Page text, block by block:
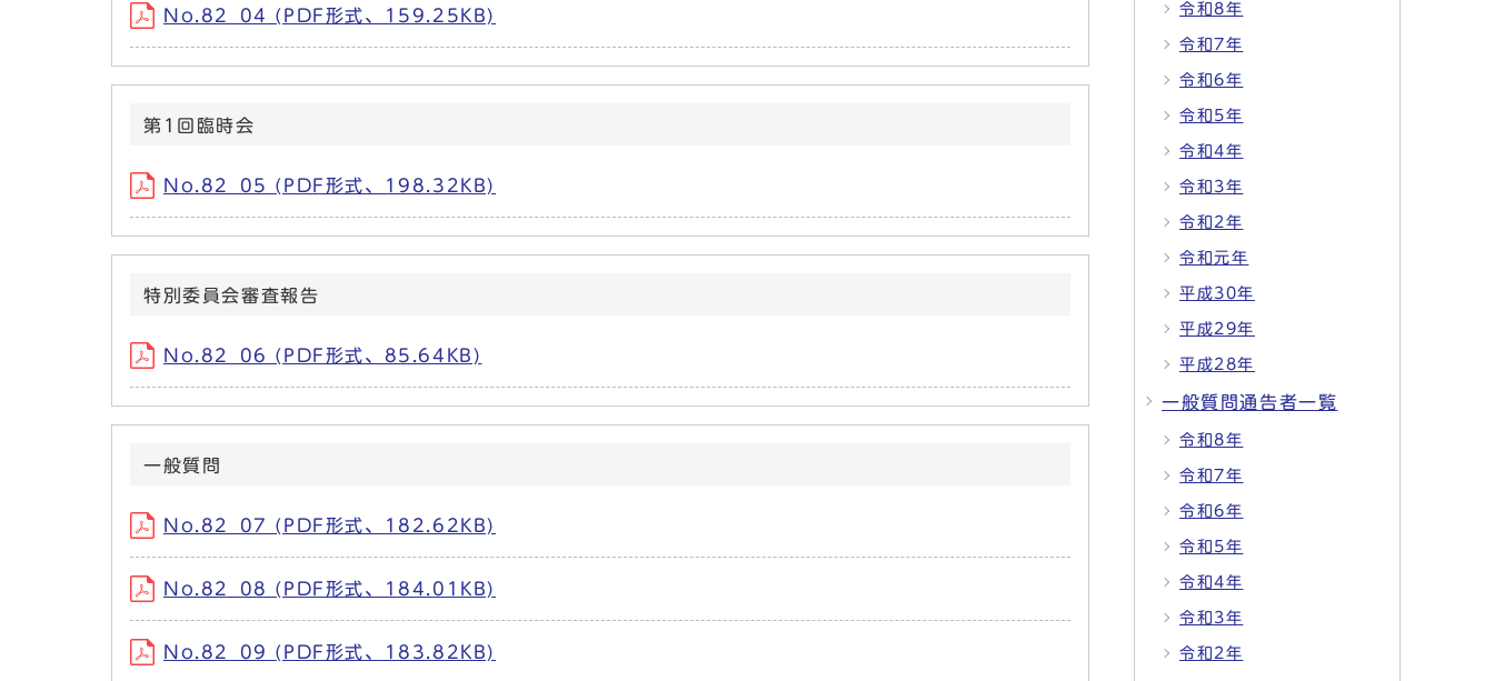
No.82_04 (PDF形式、159.25KB)
第1回臨時会
No.82_05 (PDF形式、198.32KB)
特別委員会審査報告
No.82_06 (PDF形式、85.64KB)
一般質問
No.82_07 (PDF形式、182.62KB)
No.82_08 (PDF形式、184.01KB)
No.82_09 (PDF形式、183.82KB)
令和8年
令和7年
令和6年
令和5年
令和4年
令和3年
令和2年
令和元年
平成30年
平成29年
平成28年
一般質問通告者一覧
令和8年
令和7年
令和6年
令和5年
令和4年
令和3年
令和2年